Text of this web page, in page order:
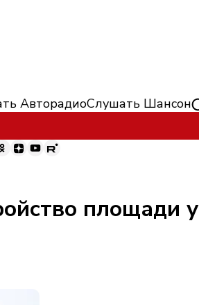
АвторадиоСлушать Шансон
площади у